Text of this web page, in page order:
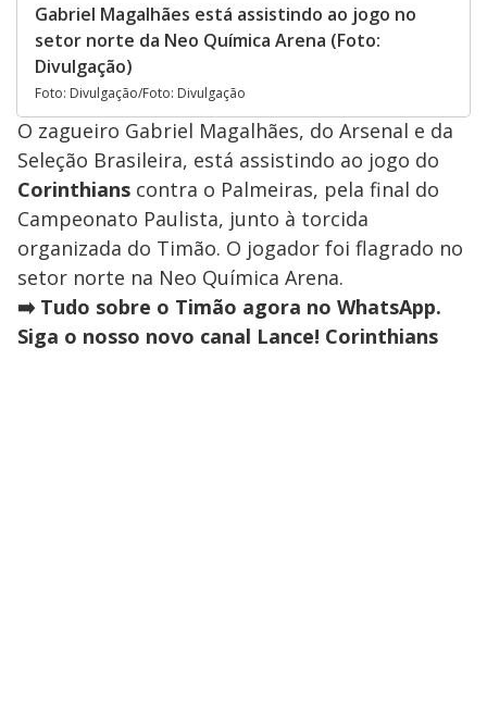
Gabriel Magalhães está assistindo ao jogo no
setor norte da Neo Química Arena (Foto:
Divulgação)
Foto: Divulgação/Foto: Divulgação
O zagueiro Gabriel Magalhães, do Arsenal e da
Seleção Brasileira, está assistindo ao jogo do
Corinthians contra o Palmeiras, pela final do
Campeonato Paulista, junto à torcida
organizada do Timão. O jogador foi flagrado no
setor norte na Neo Química Arena.
➡️ Tudo sobre o Timão agora no WhatsApp.
Siga o nosso novo canal Lance! Corinthians